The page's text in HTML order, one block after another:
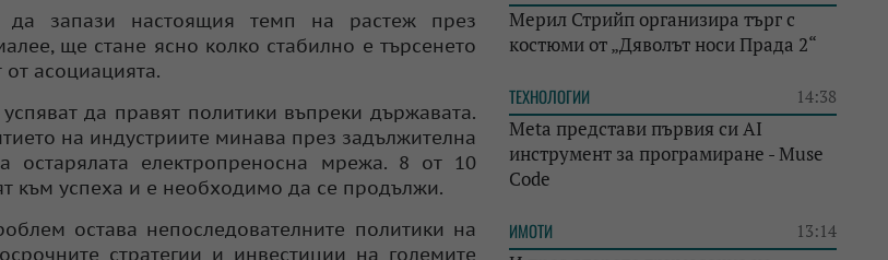
да запази настоящия темп на растеж през
ще стане ясно колко стабилно е търсенето
асоциацията.
да правят политики въпреки държавата.
на индустриите минава през задължителна
електропреносна мрежа. 8 от 10
към успеха и е необходимо да се продължи.
остава непоследователните политики на
стратегии и инвестиции на големите
Мерил Стрийп организира търг с
костюми от „Дяволът носи Прада 2“
ТЕХНОЛОГИИ 14:38
Meta представи първия си AI
инструмент за програмиране - Muse
Code
ИМОТИ 13:14